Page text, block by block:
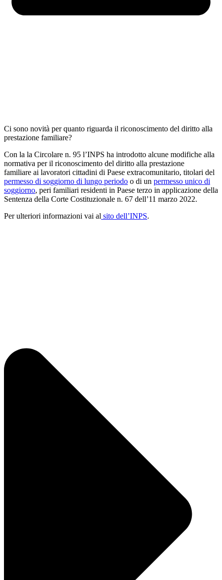
Ci sono novità per quanto riguarda il riconoscimento del diritto alla
prestazione familiare?
Con la la Circolare n. 95 l’INPS ha introdotto alcune modifiche alla
normativa per il riconoscimento del diritto alla prestazione
familiare ai lavoratori cittadini di Paese extracomunitario, titolari del
permesso di soggiorno di lungo periodo o di un permesso unico di
soggiorno, peri familiari residenti in Paese terzo in applicazione della
Sentenza della Corte Costituzionale n. 67 dell’11 marzo 2022.
Per ulteriori informazioni vai al sito dell’INPS.